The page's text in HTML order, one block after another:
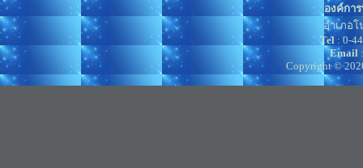
องค์กา
อำเภอ
Tel: 0-
Email
Copyright ©